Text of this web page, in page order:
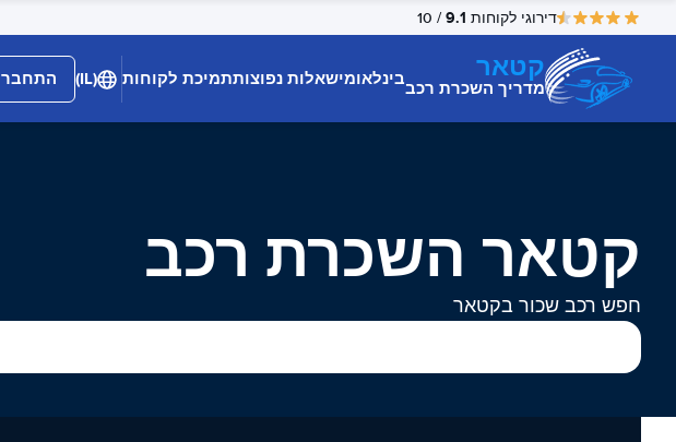
דירוגי לקוחות 9.1
/ 10
קטאר
מדריך השכרת רכבבינלאומישאלות נפוצותתמיכת לקוחות (IL) התחבר
קטאר השכרת רכב
חפש רכב שכור בקטאר